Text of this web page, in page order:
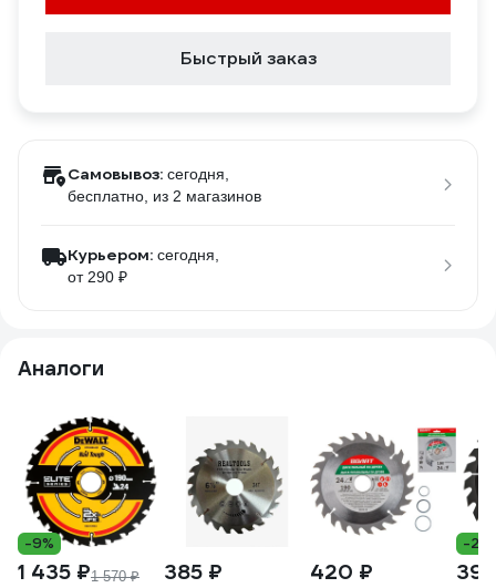
Быстрый заказ
Самовывоз: сегодня,
бесплатно , из 2 магазинов
Курьером: сегодня,
от 290 ₽
Аналоги
-9%
1 435 ₽1 570 ₽ 385 ₽ 420 ₽
-